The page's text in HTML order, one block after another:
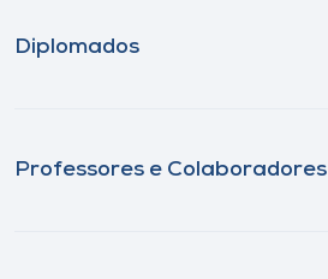
Diplomados
Professores e Colaboradores